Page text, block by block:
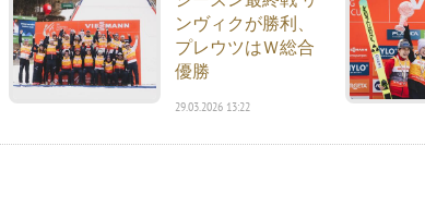
ンヴィクが勝利、
プレウツはＷ総合
優勝
29.03.2026 13:22